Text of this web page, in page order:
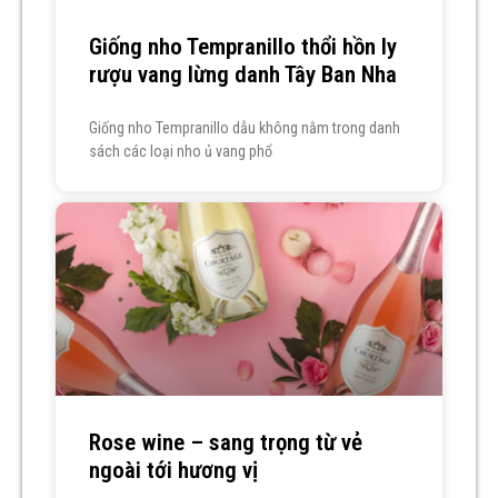
Giống nho Tempranillo thổi hồn ly
rượu vang lừng danh Tây Ban Nha
Giống nho Tempranillo dẫu không nằm trong danh
sách các loại nho ủ vang phổ
Rose wine – sang trọng từ vẻ
ngoài tới hương vị